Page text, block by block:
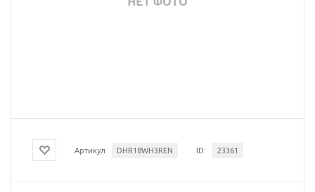
Артикул DHR18WH3REN ID: 23361